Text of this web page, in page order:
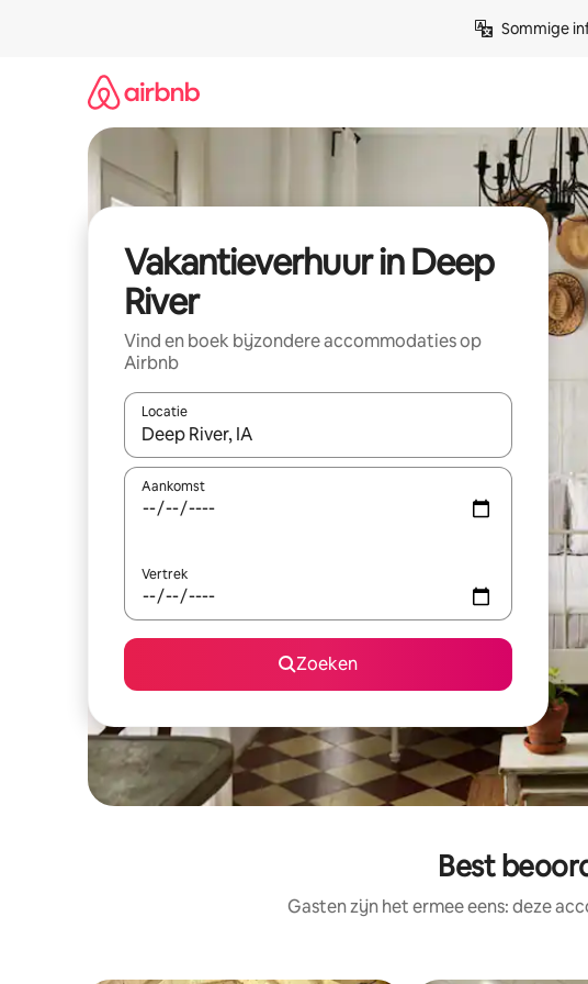
Sommige
Vakantieverhuur in Deep
River
Vind en boek bijzondere accommodaties op
Airbnb
Locatie
Wanneer er suggesties beschikbaar zijn, maak je een keuze
Aankomst
Vertrek
Zoeken
Best
Gasten zijn het ermee eens: deze